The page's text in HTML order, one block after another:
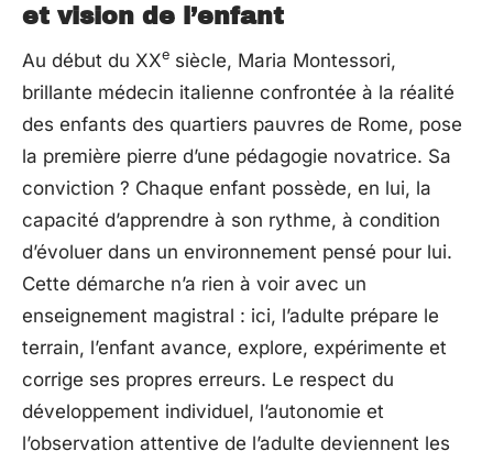
et vision de l’enfant
Au début du XXe siècle, Maria Montessori,
brillante médecin italienne confrontée à la réalité
des enfants des quartiers pauvres de Rome, pose
la première pierre d’une pédagogie novatrice. Sa
conviction ? Chaque enfant possède, en lui, la
capacité d’apprendre à son rythme, à condition
d’évoluer dans un environnement pensé pour lui.
Cette démarche n’a rien à voir avec un
enseignement magistral : ici, l’adulte prépare le
terrain, l’enfant avance, explore, expérimente et
corrige ses propres erreurs. Le respect du
développement individuel, l’autonomie et
l’observation attentive de l’adulte deviennent les